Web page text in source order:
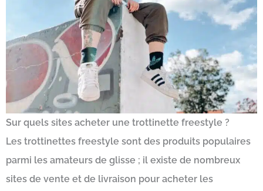
Sur quels sites acheter une trottinette freestyle ?
Les trottinettes freestyle sont des produits populaires
parmi les amateurs de glisse ; il existe de nombreux
sites de vente et de livraison pour acheter les